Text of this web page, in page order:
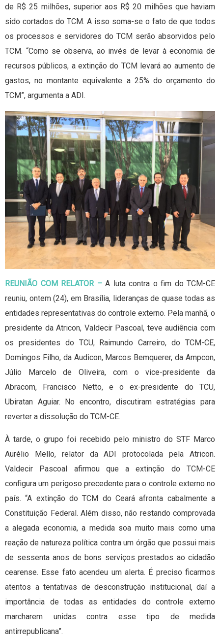
de R$ 25 milhões, superior aos R$ 20 milhões que haviam
sido cortados do TCM. A isso soma-se o fato de que todos
os processos e servidores do TCM serão absorvidos pelo
TCM. “Como se observa, ao invés de levar à economia de
recursos públicos, a extinção do TCM levará ao aumento de
gastos, no montante equivalente a 25% do orçamento do
TCM”, argumenta a ADI.
REUNIÃO COM RELATOR –A luta contra o fim do TCM-CE
reuniu, ontem (24), em Brasília, lideranças de quase todas as
entidades representativas do controle externo. Pela manhã, o
presidente da Atricon, Valdecir Pascoal, teve audiência com
os presidentes do TCU, Raimundo Carreiro, do TCM-CE,
Domingos Filho, da Audicon, Marcos Bemquerer, da Ampcon,
Júlio Marcelo de Oliveira, com o vice-presidente da
Abracom, Francisco Netto, e o ex-presidente do TCU,
Ubiratan Aguiar. No encontro, discutiram estratégias para
reverter a dissolução do TCM-CE.
À tarde, o grupo foi recebido pelo ministro do STF Marco
Aurélio Mello, relator da ADI protocolada pela Atricon.
Valdecir Pascoal afirmou que a extinção do TCM-CE
configura um perigoso precedente para o controle externo no
país. “A extinção do TCM do Ceará afronta cabalmente a
Constituição Federal. Além disso, não restando comprovada
a alegada economia, a medida soa muito mais como uma
reação de natureza política contra um órgão que possui mais
de sessenta anos de bons serviços prestados ao cidadão
cearense. Esse fato acendeu um alerta. É preciso ficarmos
atentos a tentativas de desconstrução institucional, daí a
importância de todas as entidades do controle externo
marcharem unidas contra esse tipo de medida
antirrepublicana”.